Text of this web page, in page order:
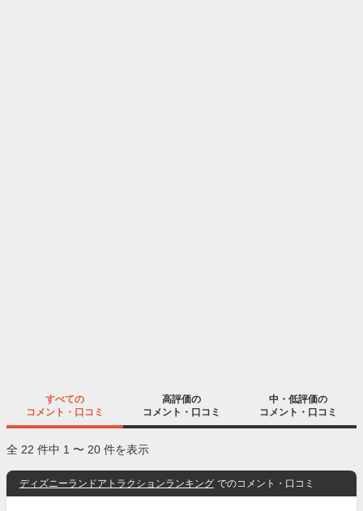
すべての
コメント・口コミ
高評価の
コメント・口コミ
中・低評価の
コメント・口コミ
全 22 件中 1 〜 20 件を表示
ディズニーランドアトラクションランキング でのコメント・口コミ